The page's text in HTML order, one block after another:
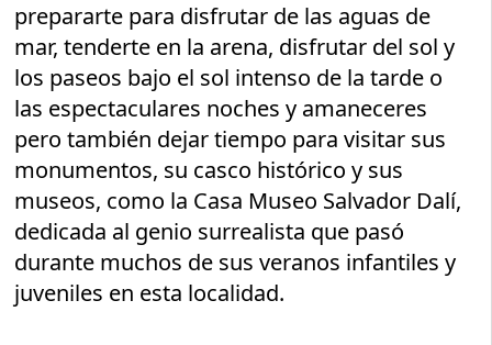
prepararte para disfrutar de las aguas de
mar, tenderte en la arena, disfrutar del sol y
los paseos bajo el sol intenso de la tarde o
las espectaculares noches y amaneceres
pero también dejar tiempo para visitar sus
monumentos, su casco histórico y sus
museos, como la Casa Museo Salvador Dalí,
dedicada al genio surrealista que pasó
durante muchos de sus veranos infantiles y
juveniles en esta localidad.